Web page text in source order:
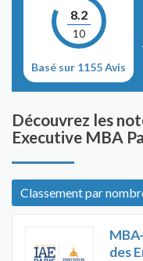
8.2
10
Basé sur 1155 Avis
Découvrez les
Executive MBA
des